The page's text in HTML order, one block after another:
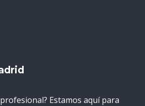
Estamos aquí para